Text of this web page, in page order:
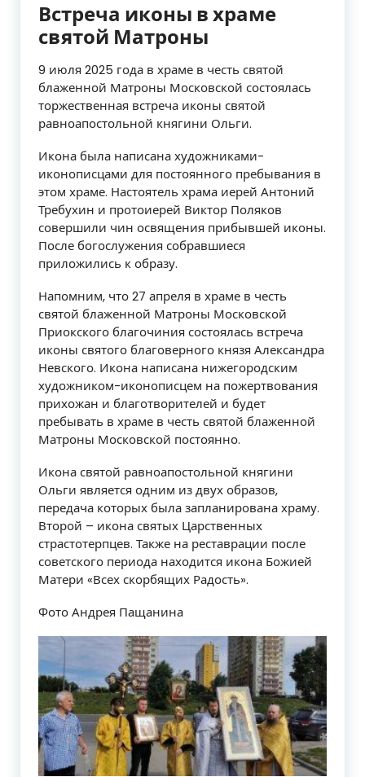
Встреча иконы в храме
святой Матроны
9 июля 2025 года в храме в честь святой
блаженной Матроны Московской состоялась
торжественная встреча иконы святой
равноапостольной княгини Ольги.
Икона была написана художниками-
иконописцами для постоянного пребывания в
этом храме. Настоятель храма иерей Антоний
Требухин и протоиерей Виктор Поляков
совершили чин освящения прибывшей иконы.
После богослужения собравшиеся
приложились к образу.
Напомним, что 27 апреля в храме в честь
святой блаженной Матроны Московской
Приокского благочиния состоялась встреча
иконы святого благоверного князя Александра
Невского. Икона написана нижегородским
художником-иконописцем на пожертвования
прихожан и благотворителей и будет
пребывать в храме в честь святой блаженной
Матроны Московской постоянно.
Икона святой равноапостольной княгини
Ольги является одним из двух образов,
передача которых была запланирована храму.
Второй – икона святых Царственных
страстотерпцев. Также на реставрации после
советского периода находится икона Божией
Матери «Всех скорбящих Радость».
Фото Андрея Пащанина